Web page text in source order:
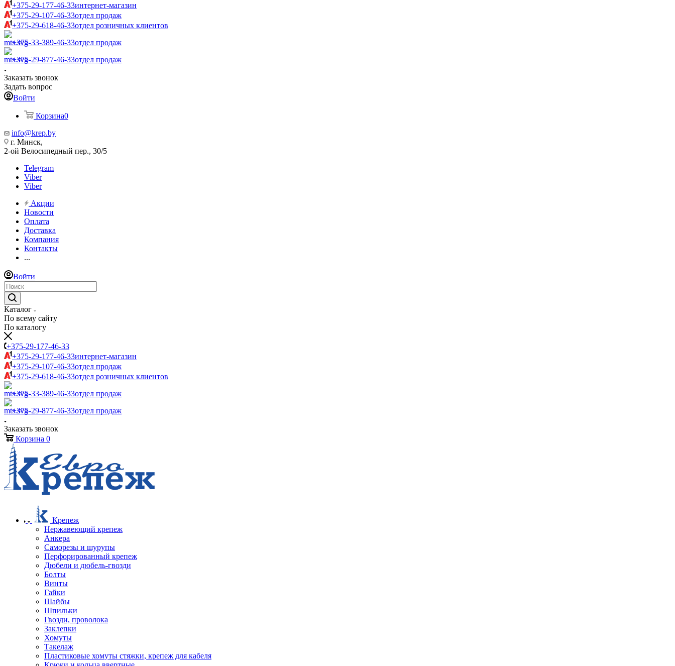
+375-29-177-46-33интернет-магазин
+375-29-107-46-33отдел продаж
+375-29-618-46-33отдел розничных клиентов
+375-33-389-46-33отдел продаж
+375-29-877-46-33отдел продаж
Заказать звонок
Задать вопрос
Войти
Корзина0
info@krep.by
г. Минск,
2-ой Велосипедный пер., 30/5
Telegram
Viber
Viber
Акции
Новости
Оплата
Доставка
Компания
Контакты
...
Войти
Каталог
По всему сайту
По каталогу
+375-29-177-46-33
+375-29-177-46-33интернет-магазин
+375-29-107-46-33отдел продаж
+375-29-618-46-33отдел розничных клиентов
+375-33-389-46-33отдел продаж
+375-29-877-46-33отдел продаж
Заказать звонок
Корзина 0
Крепеж
Нержавеющий крепеж
Анкера
Саморезы и шурупы
Перфорированный крепеж
Дюбели и дюбель-гвозди
Болты
Винты
Гайки
Шайбы
Шпильки
Гвозди, проволока
Заклепки
Хомуты
Такелаж
Пластиковые хомуты стяжки, крепеж для кабеля